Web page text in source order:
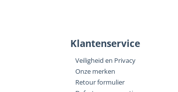
Klantenservice
Veiligheid en Privacy
Onze merken
Retour formulier